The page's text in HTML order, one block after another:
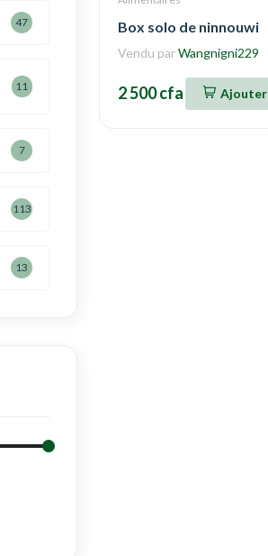
Box solo de ninnouwi
Vendu parWangnigni229
2 500 cfa Ajouter
47
11
7
113
13